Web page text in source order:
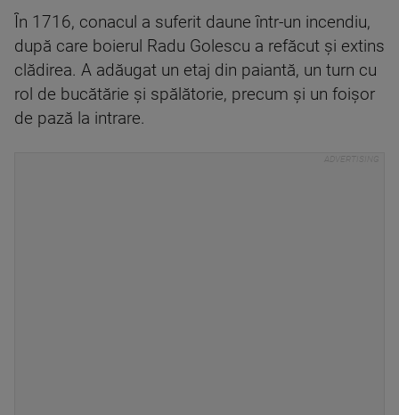
În 1716, conacul a suferit daune într-un incendiu,
după care boierul Radu Golescu a refăcut și extins
clădirea. A adăugat un etaj din paiantă, un turn cu
rol de bucătărie și spălătorie, precum și un foișor
de pază la intrare.